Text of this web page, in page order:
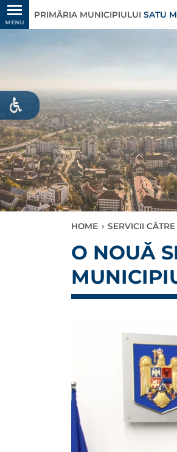
MENU
PRIMĂRIA MUNICIPIULUI SATU
HOME › SERVICII
O NOUĂ